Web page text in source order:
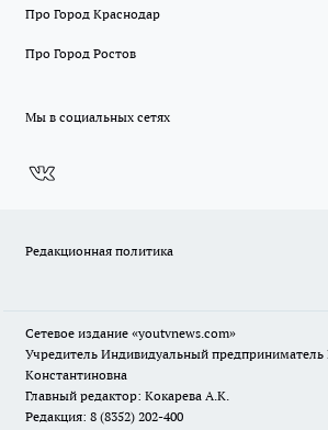
Про Город Краснодар
Про Город Ростов
Мы в социальных сетях
Редакционная политика
Сетевое издание «youtvnews.com»
Учредитель Индивидуальный предприниматель
Константиновна
Главный редактор: Кокарева А.К.
Редакция: 8 (8352) 202-400